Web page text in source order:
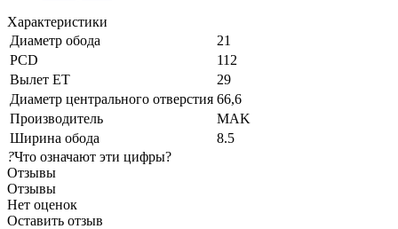
Характеристики
Диаметр обода
21
PCD
112
Вылет ET
29
Диаметр центрального отверстия 66,6
Производитель
MAK
Ширина обода
8.5
?Что означают эти цифры?
Отзывы
Отзывы
Нет оценок
Оставить отзыв